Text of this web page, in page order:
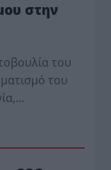
στην
του
του